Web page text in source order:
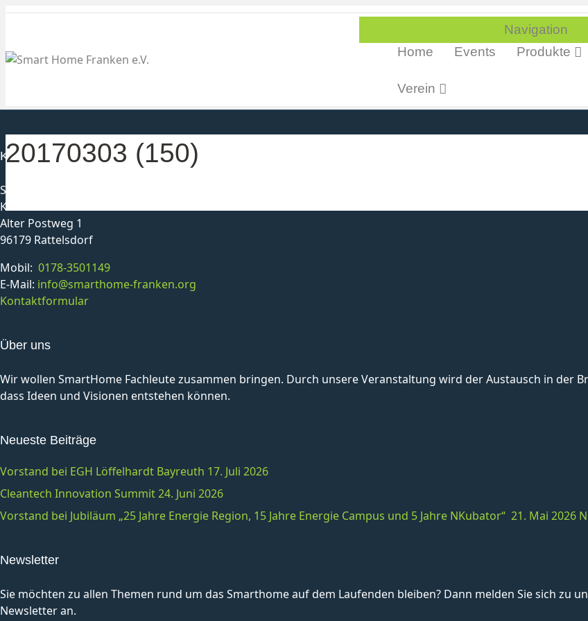
Navigation
Home
Events Produkte
Verein
20170303 (150)
Kontakt
Smarthome Franken e. V.
Karl-Heinz Schmittlutz
Alter Postweg 1
96179 Rattelsdorf
Mobil: 0178-3501149
E-Mail: info@smarthome-franken.org
Kontaktformular
Über uns
Wir wollen SmartHome Fachleute zusammen bringen. Durch unsere Veranstaltung wird der Austausch in der
dass Ideen und Visionen entstehen können.
Neueste Beiträge
Vorstand bei EGH Löffelhardt Bayreuth 17. Juli 2026
Cleantech Innovation Summit 24. Juni 2026
Vorstand bei Jubiläum „25 Jahre Energie Region, 15 Jahre Energie Campus und 5 Jahre NKubator“ 21. Mai 2026
Newsletter
Sie möchten zu allen Themen rund um das Smarthome auf dem Laufenden bleiben? Dann melden Sie sich zu
Newsletter an.